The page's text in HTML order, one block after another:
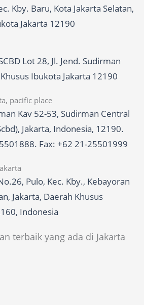
Kby. Baru, Kota Jakarta Selatan,
Jakarta 12190
Lot 28, Jl. Jend. Sudirman
Ibukota Jakarta 12190
pacific place
Kav 52-53, Sudirman Central
Jakarta, Indonesia, 12190.
Fax: +62 21-25501999
Pulo, Kec. Kby., Kebayoran
Jakarta, Daerah Khusus
Indonesia
terbaik yang ada di Jakarta